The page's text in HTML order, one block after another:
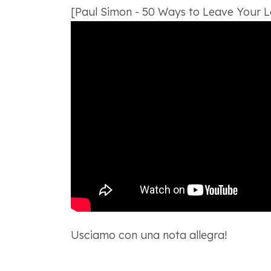
[Paul Simon - 50 Ways to Leave Your
Usciamo con una nota allegra!